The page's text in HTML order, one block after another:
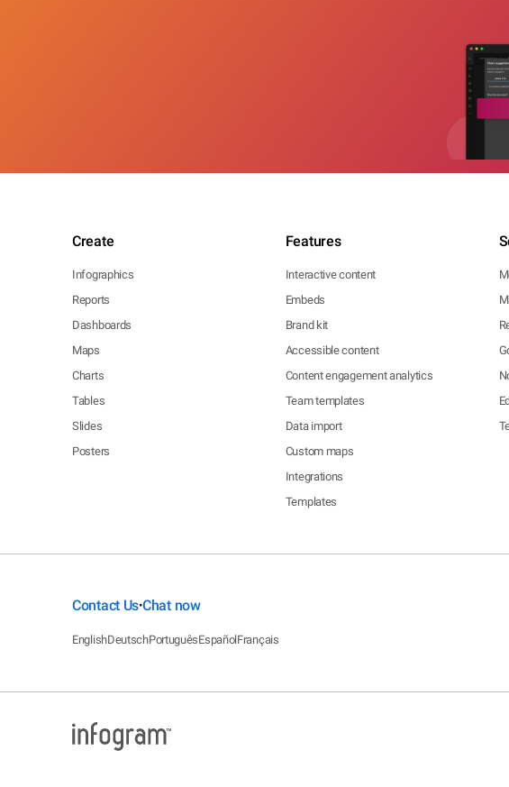
Create
Infographics
Reports
Dashboards
Maps
Charts
Tables
Slides
Posters
Features
Interactive content
Embeds
Brand kit
Accessible content
Content engagement analytics
Team templates
Data import
Custom maps
Integrations
Templates
Contact Us•Chat now
EnglishDeutschPortuguêsEspañolFrançais